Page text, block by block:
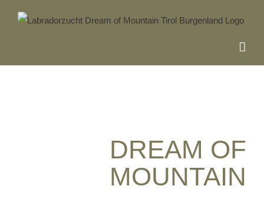
DREAM OF
MOUNTAIN